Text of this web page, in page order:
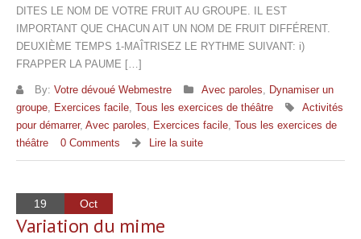
DITES LE NOM DE VOTRE FRUIT AU GROUPE. IL EST
IMPORTANT QUE CHACUN AIT UN NOM DE FRUIT DIFFÉRENT.
DEUXIÈME TEMPS 1-MAÎTRISEZ LE RYTHME SUIVANT: i)
FRAPPER LA PAUME […]
By: Votre dévoué Webmestre Avec paroles, Dynamiser un
groupe, Exercices facile, Tous les exercices de théâtre
Activités
pour démarrer, Avec paroles, Exercices facile, Tous les exercices de
théâtre
0 Comments Lire la suite
19 Oct
Variation du mime